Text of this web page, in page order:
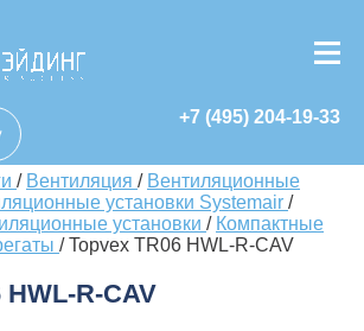
+7 (495) 204-19-33
/ Вентиляция / Вентиляционные
установки Systemair /
установки / Компактные
/Topvex TR06 HWL-R-CAV
HWL-R-CAV